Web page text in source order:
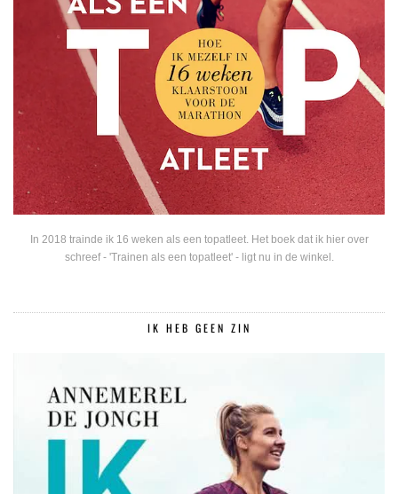
In 2018 trainde ik 16 weken als een topatleet. Het boek dat ik hier over
schreef - 'Trainen als een topatleet' - ligt nu in de winkel.
IK HEB GEEN ZIN